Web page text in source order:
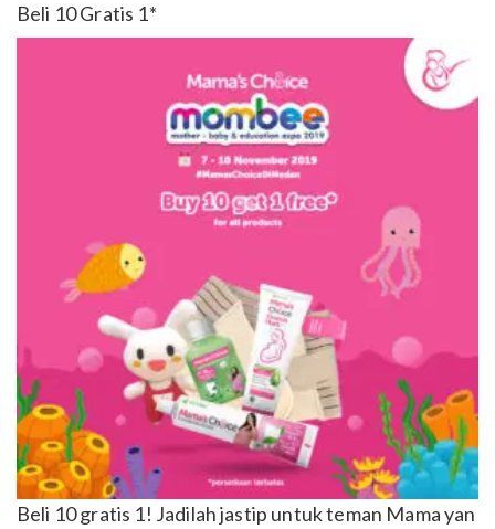
Beli 10 Gratis 1*
Beli 10 gratis 1! Jadilah jastip untuk teman Mama yan